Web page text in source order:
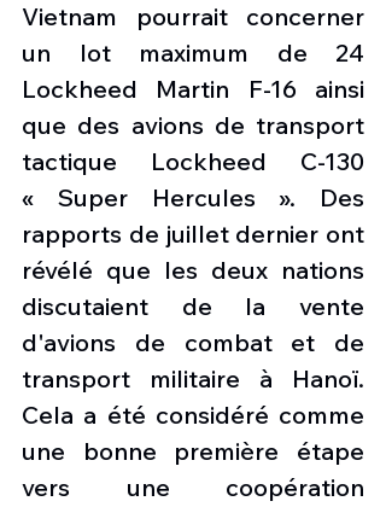
Vietnam pourrait concerner
un lot maximum de 24
Lockheed Martin F-16 ainsi
que des avions de transport
tactique Lockheed C-130
« Super Hercules ». Des
rapports de juillet dernier ont
révélé que les deux nations
discutaient de la vente
d'avions de combat et de
transport militaire à Hanoï.
Cela a été considéré comme
une bonne première étape
vers une coopération